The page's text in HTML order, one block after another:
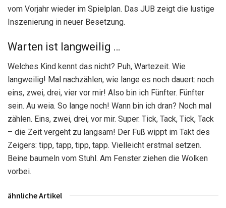
vom Vorjahr wieder im Spielplan. Das JUB zeigt die lustige
Inszenierung in neuer Besetzung.
Warten ist langweilig …
Welches Kind kennt das nicht? Puh, Wartezeit. Wie
langweilig! Mal nachzählen, wie lange es noch dauert: noch
eins, zwei, drei, vier vor mir! Also bin ich Fünfter. Fünfter
sein. Au weia. So lange noch! Wann bin ich dran? Noch mal
zählen. Eins, zwei, drei, vor mir. Super. Tick, Tack, Tick, Tack
– die Zeit vergeht zu langsam! Der Fuß wippt im Takt des
Zeigers: tipp, tapp, tipp, tapp. Vielleicht erstmal setzen.
Beine baumeln vom Stuhl. Am Fenster ziehen die Wolken
vorbei.
ähnliche Artikel